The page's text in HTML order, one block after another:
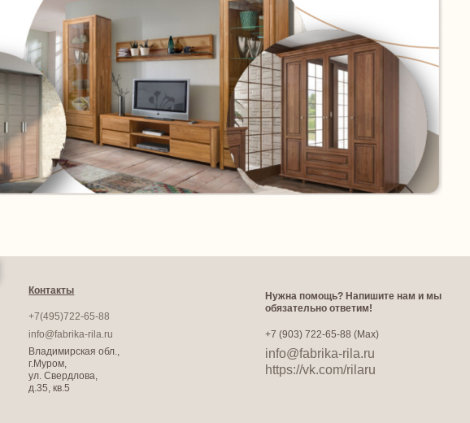
Контакты
+7(495)722-65-88
info@fabrika-rila.ru
Владимирская обл.,
г.Муром,
ул. Свердлова,
д.35, кв.5
Нужна помощь? Напишите нам и мы
обязательно ответим!
+7 (903) 722-65-88 (Max)
info@fabrika-rila.ru
https://vk.com/rilaru